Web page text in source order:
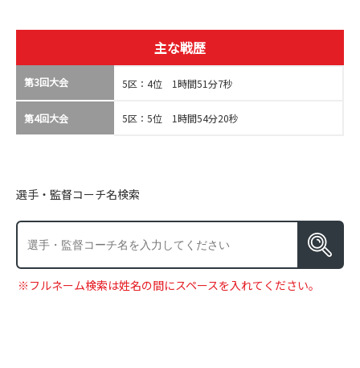
主な戦歴
第3回大会 5区：4位 1時間51分7秒
第4回大会 5区：5位 1時間54分20秒
選手・監督コーチ名検索
※フルネーム検索は姓名の間にスペースを入れてください。